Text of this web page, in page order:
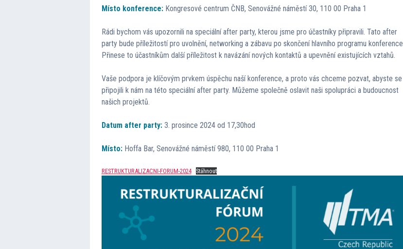
Místo konference: Kongresové centrum ČNB, Senovážné náměstí 30, 110 00 Praha 1
Rádi bychom vás upozornili na speciální after party, kterou jsme pro účastníky připravili. Tato after
party bude příležitostí pro uvolnění, networking a zábavu po skončení hlavního programu konference.
Přinese to účastníkům další příležitost k navázání nových kontaktů a upevnění existujících vztahů.
Vaše podpora je klíčovým prvkem úspěchu naší konference, a proto vás chceme pozvat, abyste se
připojili k nám na této speciální after party. Můžeme společně oslavit naši spolupráci a budoucnost
našich projektů.
Datum after party:3. prosince 2024 od 17,30hod
Místo: Hoffa Bar, Senovážné náměstí 980, 110 00 Praha 1
RESTRUKTURALIZACNI-FORUM-2024 Stáhnout